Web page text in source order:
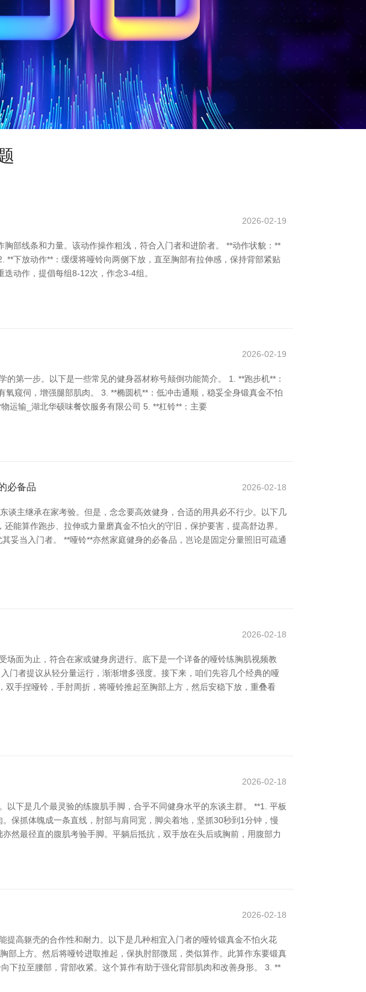
2026-02-19
部线条和力量。该动作操作粗浅，符合入门者和进阶者。 **动作状貌：**
下放动作**：缓缓将哑铃向两侧下放，直至胸部有拉伸感，保持背部紧贴
动作，提倡每组8-12次，作念3-4组。
2026-02-19
第一步。以下是一些常见的健身器材称号颠倒功能简介。 1. **跑步机**：
窥伺，增强腿部肌肉。 3. **椭圆机**：低冲击通顺，稳妥全身锻真金不怕
运输_湖北华硕味餐饮服务有限公司 5. **杠铃**：主要
必备品 2026-02-18
谈主继承在家考验。但是，念念要高效健身，合适的用具必不行少。以下几
能算作跑步、拉伸或力量磨真金不怕火的守旧，保护要害，提高舒边界。
妥当入门者。 **哑铃**亦然家庭健身的必备品，岂论是固定分量照旧可疏通
2026-02-18
面为止，符合在家或健身房进行。底下是一个详备的哑铃练胸肌视频教
门者提议从轻分量运行，渐渐增多强度。接下来，咱们先容几个经典的哑
手捏哑铃，手肘周折，将哑铃推起至胸部上方，然后安稳下放，重叠看
2026-02-18
下是几个最灵验的练腹肌手脚，合乎不同健身水平的东谈主群。 **1. 平板
保抓体魄成一条直线，肘部与肩同宽，脚尖着地，坚抓30秒到1分钟，慢
然最径直的腹肌考验手脚。平躺后抵抗，双手放在头后或胸前，用腹部力
2026-02-18
高躯壳的合作性和耐力。以下是几种相宜入门者的哑铃锻真金不怕火花
部上方。然后将哑铃进取推起，保执肘部微屈，类似算作。此算作东要锻真
下拉至腰部，背部收紧。这个算作有助于强化背部肌肉和改善身形。 3. **